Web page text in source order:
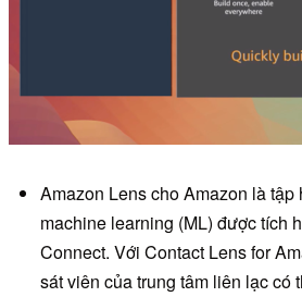
Amazon Lens cho Amazon là tập
machine learning (ML) được tích
Connect. Với Contact Lens for
sát viên của trung tâm liên lạc có